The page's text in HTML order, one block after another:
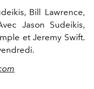
Bill Lawrence,
Jason Sudeikis,
et Jeremy Swift.